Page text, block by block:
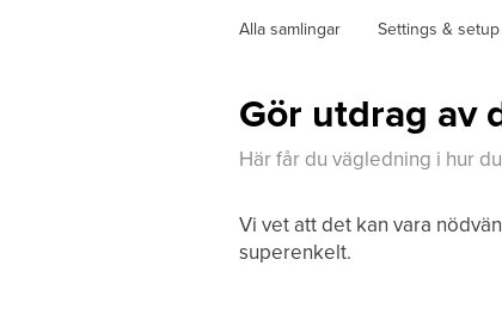
Alla samlingar Settings & setup
Gör utdrag av
Här får du vägledning i hur
Vi vet att det kan vara
superenkelt.